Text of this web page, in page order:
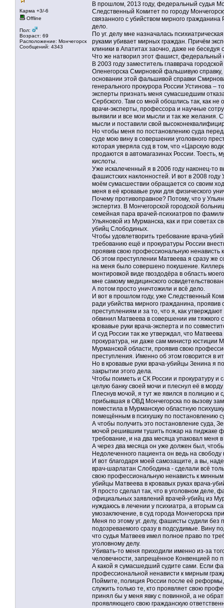
Карма +3/-6
Offline
Пол:
Возраст: 69
Расположение: Мончегорск
Сообщений: 4343
В прошлом, 2013 году, федеральный судья
Следственный Комитет по городу
связанного с убийством мирного
дело.
По уг. делу мне назначалась
руками убивает мирных граждан. Причём
клиники в Апатитах заочно, даже не беседуя
Что же натворил этот фашист, федеральный
В 2003 году заместитель главврача
Оленегорска Смирновой фальшивую справку,
основании этой фальшивой справки
генерального прокурора России Устинова –
эксперты признать меня сумасшедшим
Сербского. Там со мной обошлись так, как
врачи-эксперты, профессора и научные
выявили и все мои мысли и так же желания.
мысли и поставили свой
Но чтобы меня по постановлению суда
суде мою вину в совершении уголовного
которая уверяла суд в том, что «Царскую
продаются в автомагазинах России.
кислоты.
Уже искалеченный я в 2006 году наконец-то
фашистских наклонностей. И вот в 2008 году
моём сумасшествии обращается со своим
меня в её кровавые руки для физического
Почему противоправное? Потому, что у
экспертиз. В Мончегорской городской
семейная пара врачей-психиатров по
Ульяновой из Мурманска, как и при советах
убийц Слободиных.
Чтобы удовлетворить требование врача-
требованию ещё и прокуратуры России
проявив свою профессиональную ненависть
Об этом преступлении Матвеева я сразу же
на меня было совершено покушение.
монтировкой виде гвоздодёра в область
мне самому медицинского
А потом просто уничтожили и всё дело.
И вот в прошлом году, уже Следственный
ради убийства мирного гражданина,
преступлениям и за то, что я, как
обвинил Матвеева в совершении им тяжкого
кровавые руки врача-эксперта и по
И суд России так же утверждал, что
прокуратура, ни даже сам министр юстиции
Мурманской области, проявив свою
преступления. Именно об этом говорится в
Но в кровавые руки врача-убийцы Зенина я
закрытии этого дела.
Чтобы поиметь и СК России и прокуратуру
целую банку своей мочи и плеснул её в
Плеснув мочой, я тут же явился в полицию
прибывшая в ОВД Мончегорска по вызову
поместила в Мурманскую областную
помещённым в психушку по постановлению
А чтобы получить это постановление суда,
мочой решившим тушить пожар на пиджаке
требование, и на два месяца упаковал меня
А через два месяца он уже должен был,
Недолеченного пациента он ведь на
И вот благодаря моей самозащите, а вы,
врач-шарлатан Слободина - сделали всё
свою профессиональную ненависть к
убийцы Матвеева в кровавых руках врача-
Я просто сделал так, что в уголовном деле,
официальных заявлений врачей-убийц из
нуждаюсь в лечении у психиатра, а вторым
умозаключение, в суд города Мончегорска
Меня по этому уг. делу, фашисты судили
подозреваемого сразу в подсудимые. Вину
что судья Матвеев имел полное право по
уголовному делу.
Убивать-то меня приходили именно из-за
человечности, запрещённое Конвенцией по
А какой я сумасшедший судите сами. Если
профессиональной ненависти к мирным
Поймите, полиция России после её
служить только те, кто проявляет свою
принял бы у меня явку с повинной, а не
проявляющего свою гражданскую